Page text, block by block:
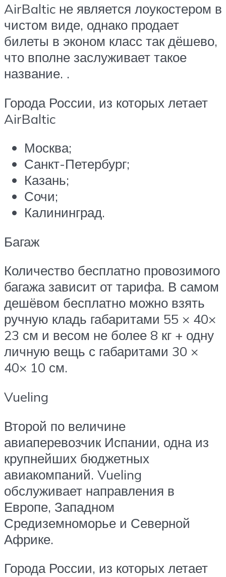
AirBaltic не является лоукостером в
чистом виде, однако продает
билеты в эконом класс так дёшево,
что вполне заслуживает такое
название. .
Города России, из которых летает
AirBaltic
Москва;
Санкт-Петербург;
Казань;
Сочи;
Калининград.
Багаж
Количество бесплатно провозимого
багажа зависит от тарифа. В самом
дешёвом бесплатно можно взять
ручную кладь габаритами 55 × 40×
23 см и весом не более 8 кг + одну
личную вещь с габаритами 30 ×
40× 10 см.
Vueling
Второй по величине
авиаперевозчик Испании, одна из
крупнейших бюджетных
авиакомпаний. Vueling
обслуживает направления в
Европе, Западном
Средиземноморье и Северной
Африке.
Города России, из которых летает